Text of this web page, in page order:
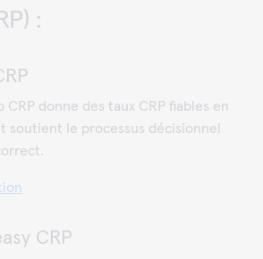
:
CRP donne des taux CRP fiables en
soutient le processus décisionnel
CRP